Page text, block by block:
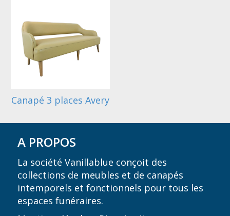
Canapé 3 places Avery
A PROPOS
La société Vanillablue conçoit des
collections de meubles et de canapés
intemporels et fonctionnels pour tous les
espaces funéraires.